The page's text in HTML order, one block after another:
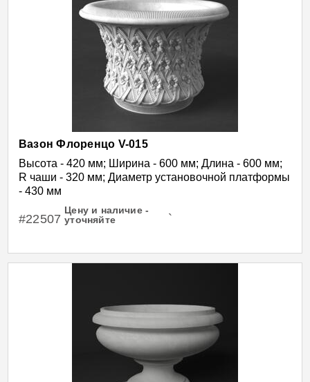
Вазон Флоренцо V-015
Высота - 420 мм; Ширина - 600 мм; Длина - 600 мм;
R чаши - 320 мм; Диаметр установочной платформы
- 430 мм
#22507
Цену и наличие -
уточняйте
`